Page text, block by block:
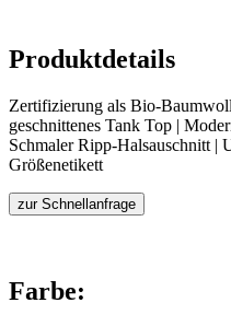
Produktdetails
Zertifizierung als Bio-
geschnittenes Tank Top |
Schmaler Ripp-Halsauschnitt |
Größenetikett
zur Schnellanfrage
Farbe: